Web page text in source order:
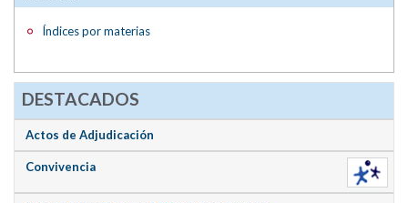
Índices por materias
DESTACADOS
Actos de Adjudicación
Convivencia